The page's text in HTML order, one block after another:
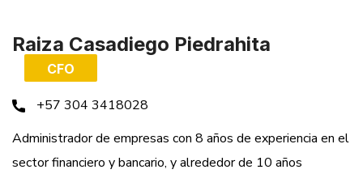
Raiza Casadiego Piedrahita
CFO
+57 304 3418028
Administrador de empresas con 8 años de experiencia en el
sector financiero y bancario, y alrededor de 10 años